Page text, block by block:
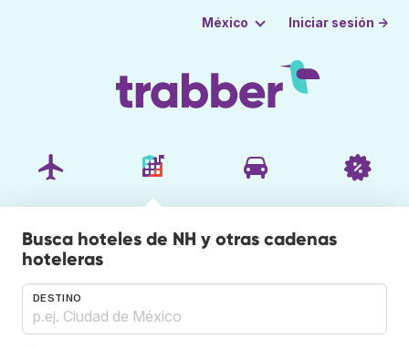
México Iniciar sesión →
Busca hoteles de NH y otras cadenas
hoteleras
DESTINO